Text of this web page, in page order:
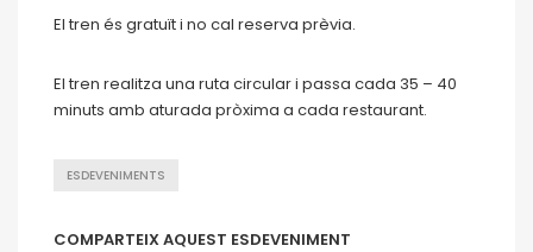
El tren és gratuït i no cal reserva prèvia.
El tren realitza una ruta circular i passa cada 35 – 40
minuts amb aturada pròxima a cada restaurant.
ESDEVENIMENTS
COMPARTEIX AQUEST ESDEVENIMENT